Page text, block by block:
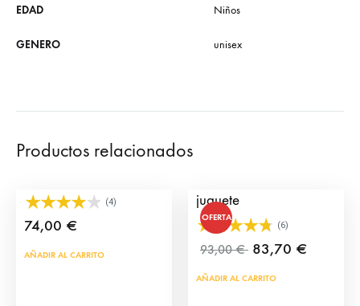
EDAD Niños
GENERO unisex
Productos relacionados
(4)
74,00 €
AÑADIR AL CARRITO
OFERTA
juguete
(6)
93,00€ 83,70 €
AÑADIR AL CARRITO